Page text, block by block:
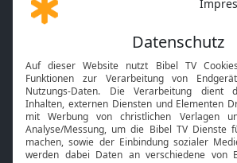
Gott und Bibel erklärt
Neuigkeiten